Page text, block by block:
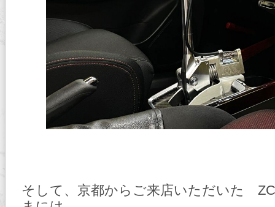
そして、京都からご来店いただいた